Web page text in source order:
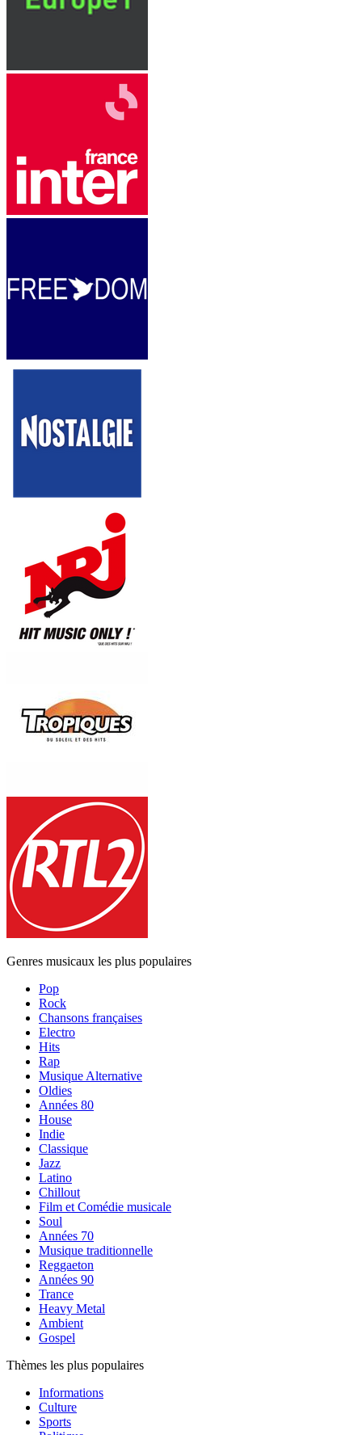
Genres musicaux les plus populaires
Pop
Rock
Chansons françaises
Electro
Hits
Rap
Musique Alternative
Oldies
Années 80
House
Indie
Classique
Jazz
Latino
Chillout
Film et Comédie musicale
Soul
Années 70
Musique traditionnelle
Reggaeton
Années 90
Trance
Heavy Metal
Ambient
Gospel
Thèmes les plus populaires
Informations
Culture
Sports